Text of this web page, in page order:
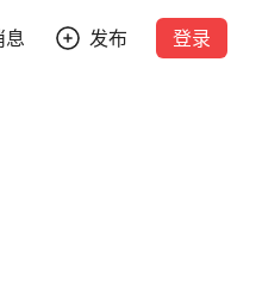
息 发布 登录